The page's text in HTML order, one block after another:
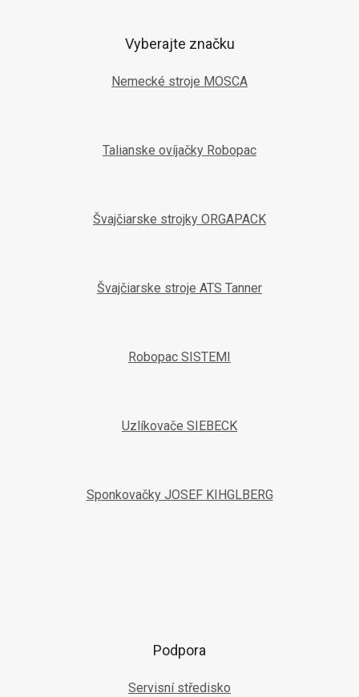
Vyberajte značku
Nemecké stroje MOSCA
Talianske ovíjačky Robopac
Švajčiarske strojky ORGAPACK
Švajčiarske stroje ATS Tanner
Robopac SISTEMI
Uzlíkovače SIEBECK
Sponkovačky JOSEF KIHGLBERG
Podpora
Servisní středisko